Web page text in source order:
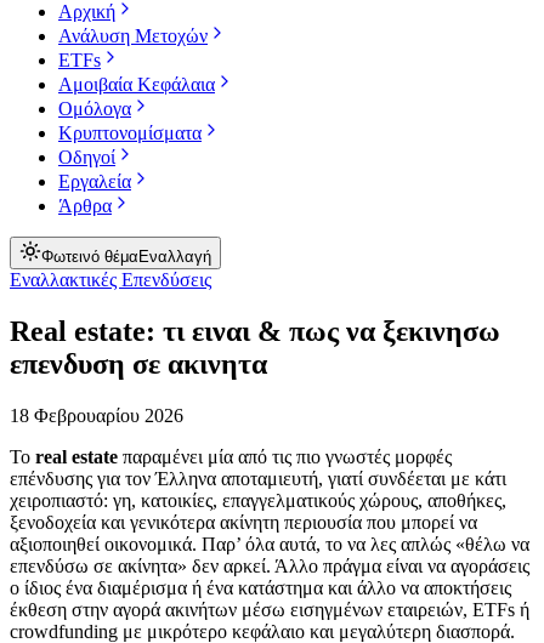
Αρχική
Ανάλυση Μετοχών
ETFs
Αμοιβαία Κεφάλαια
Ομόλογα
Κρυπτονομίσματα
Οδηγοί
Εργαλεία
Άρθρα
Φωτεινό θέμα Εναλλαγή
Εναλλακτικές Επενδύσεις
Real estate: τι ειναι & πως να ξεκινησω
επενδυση σε ακινητα
18 Φεβρουαρίου 2026
Το real estate παραμένει μία από τις πιο γνωστές μορφές
επένδυσης για τον Έλληνα αποταμιευτή, γιατί συνδέεται με κάτι
χειροπιαστό: γη, κατοικίες, επαγγελματικούς χώρους, αποθήκες,
ξενοδοχεία και γενικότερα ακίνητη περιουσία που μπορεί να
αξιοποιηθεί οικονομικά. Παρ’ όλα αυτά, το να λες απλώς «θέλω να
επενδύσω σε ακίνητα» δεν αρκεί. Άλλο πράγμα είναι να αγοράσεις
ο ίδιος ένα διαμέρισμα ή ένα κατάστημα και άλλο να αποκτήσεις
έκθεση στην αγορά ακινήτων μέσω εισηγμένων εταιρειών, ETFs ή
crowdfunding με μικρότερο κεφάλαιο και μεγαλύτερη διασπορά.